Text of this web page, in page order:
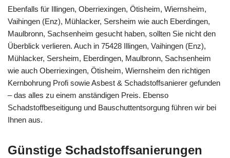
Ebenfalls für Illingen, Oberriexingen, Ötisheim, Wiernsheim,
Vaihingen (Enz), Mühlacker, Sersheim wie auch Eberdingen,
Maulbronn, Sachsenheim gesucht haben, sollten Sie nicht den
Überblick verlieren. Auch in 75428 Illingen, Vaihingen (Enz),
Mühlacker, Sersheim, Eberdingen, Maulbronn, Sachsenheim
wie auch Oberriexingen, Ötisheim, Wiernsheim den richtigen
Kernbohrung Profi sowie Asbest & Schadstoffsanierer gefunden
– das alles zu einem anständigen Preis. Ebenso
Schadstoffbeseitigung und Bauschuttentsorgung führen wir bei
Ihnen aus.
Günstige Schadstoffsanierungen